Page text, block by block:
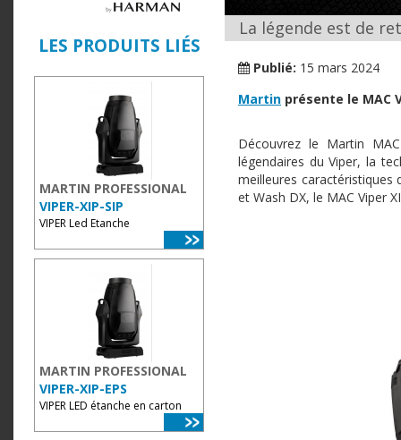
LES PRODUITS LIÉS
MARTIN PROFESSIONAL
VIPER-XIP-SIP
VIPER Led Etanche
MARTIN PROFESSIONAL
VIPER-XIP-EPS
VIPER LED étanche en carton
La légende est de
Publié: 15 mars 2024
Martin présente le MAC
Découvrez le Martin
légendaires du Viper, la
meilleures caractéristiques
et Wash DX, le MAC Viper